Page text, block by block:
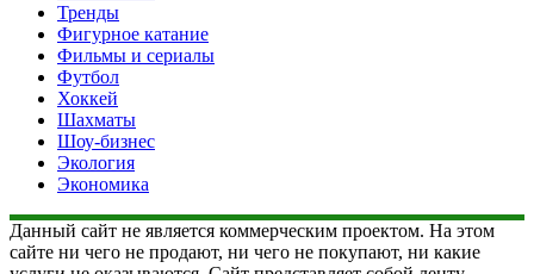
Тренды
Фигурное катание
Фильмы и сериалы
Футбол
Хоккей
Шахматы
Шоу-бизнес
Экология
Экономика
Данный сайт не является коммерческим проектом. На этом
сайте ни чего не продают, ни чего не покупают, ни какие